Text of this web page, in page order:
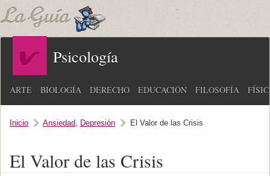
Psicología
ARTE BIOLOGÍA DERECHO EDUCACIÓN FILOSOFÍA
Inicio Ansiedad, Depresión El Valor de las Crisis
El Valor de las Crisis